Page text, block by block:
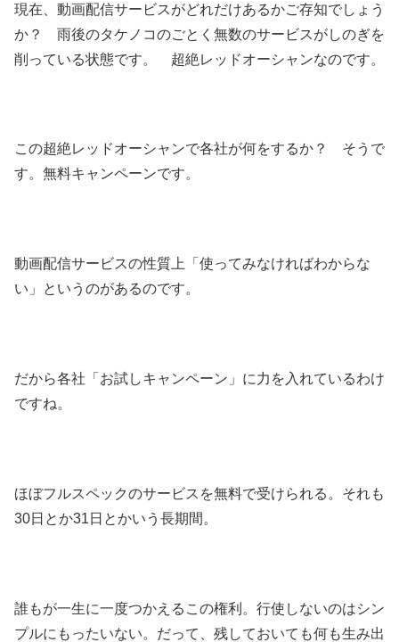
現在、動画配信サービスがどれだけあるかご存知でしょう
か？ 雨後のタケノコのごとく無数のサービスがしのぎを
削っている状態です。 超絶レッドオーシャンなのです。
この超絶レッドオーシャンで各社が何をするか？ そうで
す。無料キャンペーンです。
動画配信サービスの性質上「使ってみなければわからな
い」というのがあるのです。
だから各社「お試しキャンペーン」に力を入れているわけ
ですね。
ほぼフルスペックのサービスを無料で受けられる。それも
30日とか31日とかいう長期間。
誰もが一生に一度つかえるこの権利。行使しないのはシン
プルにもったいない。だって、残しておいても何も生み出